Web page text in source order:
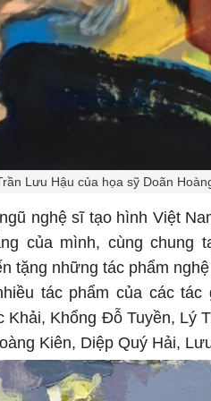
Lưu Hậu của họa sỹ Doãn
nghệ sĩ tạo hình Việt
của mình, cùng chung
tặng những tác phẩm
tác phẩm của các tác
Khổng Đỗ Tuyền, Lý
Kiên, Diệp Quý Hải,